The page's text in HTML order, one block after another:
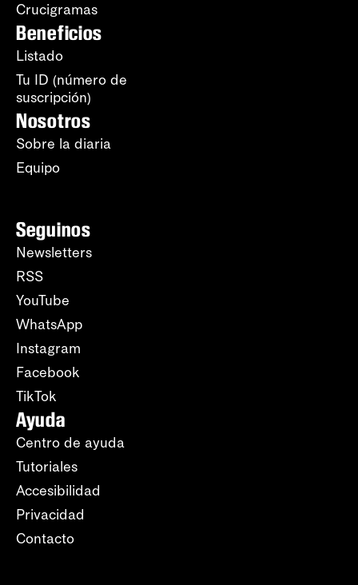
Crucigramas
Beneficios
Listado
Tu ID (número de
suscripción)
Nosotros
Sobre la diaria
Equipo
Seguinos
Newsletters
RSS
YouTube
WhatsApp
Instagram
Facebook
TikTok
Ayuda
Centro de ayuda
Tutoriales
Accesibilidad
Privacidad
Contacto